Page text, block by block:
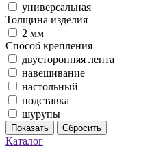
универсальная
Толщина изделия
2 мм
Способ крепления
двусторонняя лента
навешивание
настольный
подставка
шурупы
Показать Сбросить
Каталог